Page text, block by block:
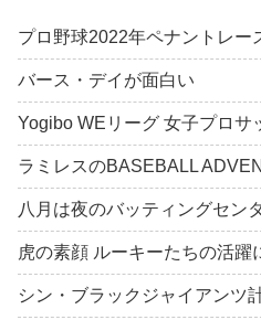
プロ野球2022年ペナントレー
バース・デイが面白い
Yogibo WEリーグ 女子プロサ
ラミレスのBASEBALL
八月は夜のバッティングセン
虎の素顔 ルーキーたちの活躍
シン・ブラックジャイアンツ